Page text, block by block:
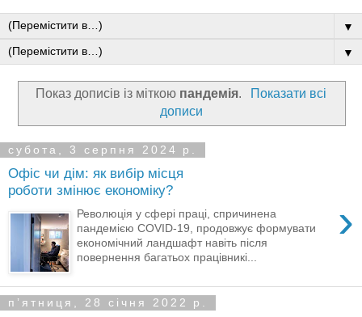
▼
▼
Показ дописів із міткою пандемія.
Показати всі
дописи
субота, 3 серпня 2024 р.
Офіс чи дім: як вибір місця
роботи змінює економіку?
›
Революція у сфері праці, спричинена
пандемією COVID-19, продовжує формувати
економічний ландшафт навіть після
повернення багатьох працівникі...
пʼятниця, 28 січня 2022 р.